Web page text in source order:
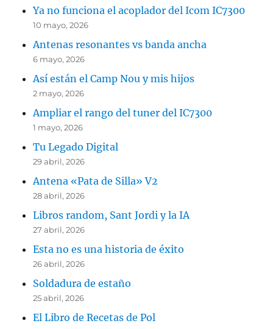
Ya no funciona el acoplador del Icom IC7300
10 mayo, 2026
Antenas resonantes vs banda ancha
6 mayo, 2026
Así están el Camp Nou y mis hijos
2 mayo, 2026
Ampliar el rango del tuner del IC7300
1 mayo, 2026
Tu Legado Digital
29 abril, 2026
Antena «Pata de Silla» V2
28 abril, 2026
Libros random, Sant Jordi y la IA
27 abril, 2026
Esta no es una historia de éxito
26 abril, 2026
Soldadura de estaño
25 abril, 2026
El Libro de Recetas de Pol